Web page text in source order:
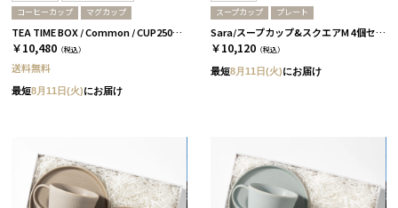
コーヒーカップ マグカップ
TEA TIME BOX / Common / CUP250ml&SAUCER / グレー
￥10,480 （税込）
送料無料
最短8月11日(火)にお届け
スープカップ プレート
Sara/スープカップ&スクエアM 4個セット/グレー＆ホワイト［サクザン］
￥10,120 （税込）
最短8月11日(火)にお届け